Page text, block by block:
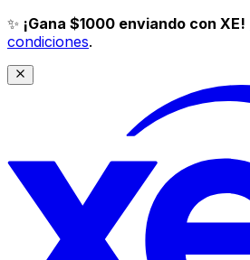
✨ ¡Gana $1000 enviando con XE!
condiciones.